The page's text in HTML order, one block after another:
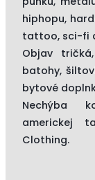
hiphopu,
tattoo, sci-fi
Objav
batohy,
bytové
Nechýba
americkej
Clothing.